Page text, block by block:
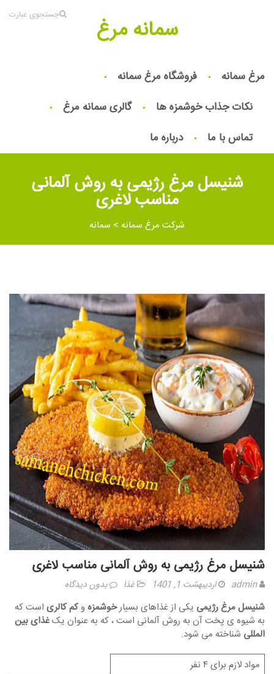
جستجوی عبارت سمانه مرغ
مرغ سمانه
فروشگاه مرغ سمانه
نکات جذاب خوشمزه ها
گالری سمانه مرغ
تماس با ما
درباره ما
شنیسل مرغ رژیمی به روش آلمانی
مناسب لاغری
شرکت مرغ سمانه > سمانه
شنیسل مرغ رژیمی به روش آلمانی مناسب لاغری
admin اردیبهشت 1, 1401 غذا بدون دیدگاه
شنیسل مرغ رژیمی یکی از غذاهای بسیارخوشمزهوکم کالری است که
به شیوه ی پخت آن به روش آلمانی است ، که به عنوان یکغذای بین
المللی شناخته می شود.
مواد لازم برای ۴ نفر